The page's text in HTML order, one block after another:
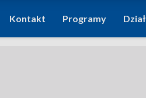
Kontakt Programy